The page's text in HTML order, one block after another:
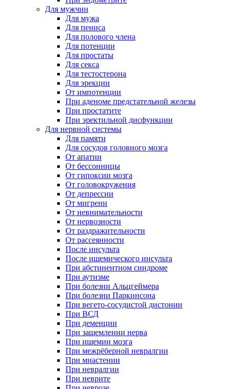
Для мужчин
Для мужа
Для пениса
Для полового члена
Для потенции
Для простаты
Для секса
Для тестостерона
Для эрекции
От импотенции
При аденоме предстательной железы
При простатите
При эректильной дисфункции
Для нервной системы
Для памяти
Для сосудов головного мозга
От апатии
От бессонницы
От гипоксии мозга
От головокружения
От депрессии
От мигрени
От невнимательности
От нервозности
От раздражительности
От рассеянности
После инсульта
После ишемического инсульта
При абстинентном синдроме
При аутизме
При болезни Альцгеймера
При болезни Паркинсона
При вегето-сосудистой дистонии
При ВСД
При деменции
При защемлении нерва
При ишемии мозга
При межрёберной невралгии
При миастении
При невралгии
При неврите